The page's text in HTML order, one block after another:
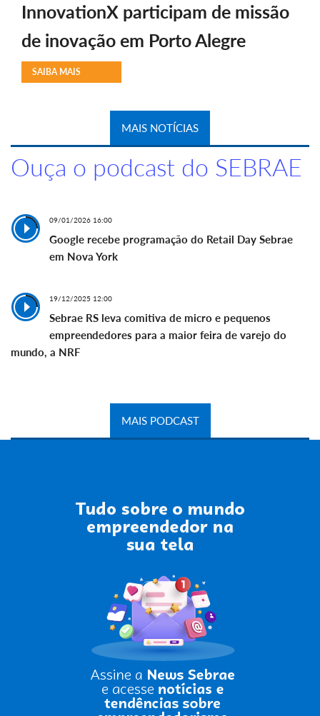
InnovationX participam de missão
de inovação em Porto Alegre
SAIBA MAIS
MAIS NOTÍCIAS
Ouça o podcast do SEBRAE
09/01/2026 16:00
Google recebe programação do Retail Day Sebrae
em Nova York
19/12/2025 12:00
Sebrae RS leva comitiva de micro e pequenos
empreendedores para a maior feira de varejo do
mundo, a NRF
MAIS PODCAST